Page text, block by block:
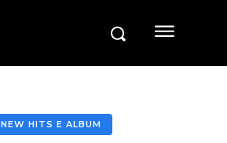
NEW HITS E ALBUM